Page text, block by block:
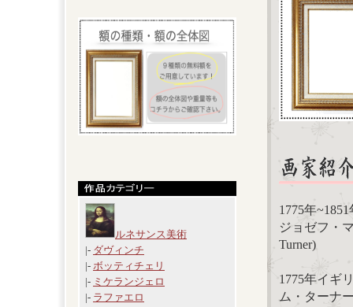
ルネサンス美術
|- ダヴィンチ
|- ボッティチェリ
|- ミケランジェロ
|- ラファエロ
1775年
ジョゼフ・
Turner)
1775年イギ
ム・ターナ